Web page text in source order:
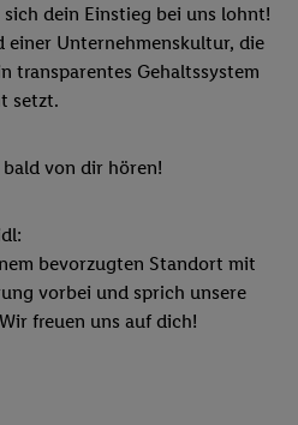
dein Einstieg bei uns lohnt!
Unternehmenskultur, die
transparentes Gehaltssystem
setzt.
von dir hören!
bevorzugten Standort mit
vorbei und sprich unsere
freuen uns auf dich!